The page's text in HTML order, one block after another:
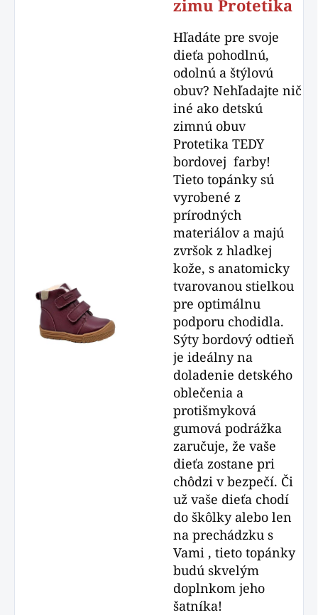
zimu Protetika
Hľadáte pre svoje
dieťa pohodlnú,
odolnú a štýlovú
obuv? Nehľadajte nič
iné ako detskú
zimnú obuv
Protetika TEDY
bordovej farby!
Tieto topánky sú
vyrobené z
prírodných
materiálov a majú
zvršok z hladkej
kože, s anatomicky
tvarovanou stielkou
pre optimálnu
podporu chodidla.
Sýty bordový odtieň
je ideálny na
doladenie detského
oblečenia a
protišmyková
gumová podrážka
zaručuje, že vaše
dieťa zostane pri
chôdzi v bezpečí. Či
už vaše dieťa chodí
do škôlky alebo len
na prechádzku s
Vami , tieto topánky
budú skvelým
doplnkom jeho
šatníka!